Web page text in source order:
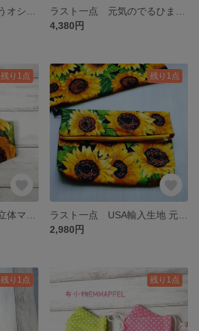
4,380円
残り1点 残り1点
2,980円
残り1点 残り1点